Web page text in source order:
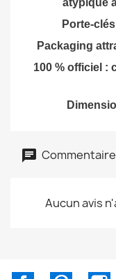
atypique
Porte-
Packaging
100 % officiel :
Aucun avis